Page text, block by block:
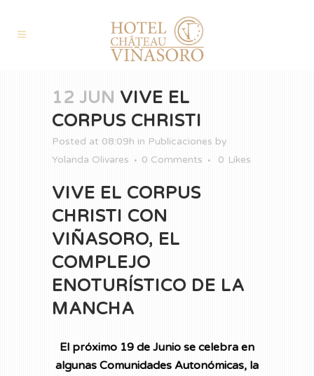
12 JUN VIVE EL
CORPUS CHRISTI
Posted at 08:09h in Publicaciones by
Yolanda Olivares
0 Comments 0 Likes
VIVE EL CORPUS
CHRISTI CON
VIÑASORO, EL
COMPLEJO
ENOTURÍSTICO DE LA
MANCHA
El próximo 19 de Junio se celebra en
algunas Comunidades Autonómicas, la